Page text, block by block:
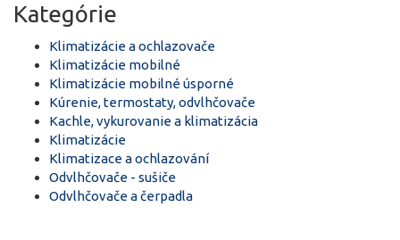
Kategórie
Klimatizácie a ochlazovače
Klimatizácie mobilné
Klimatizácie mobilné úsporné
Kúrenie, termostaty, odvlhčovače
Kachle, vykurovanie a klimatizácia
Klimatizácie
Klimatizace a ochlazování
Odvlhčovače - sušiče
Odvlhčovače a čerpadla